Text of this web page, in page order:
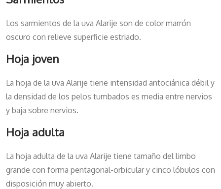
Los sarmientos de la uva Alarije son de color marrón
oscuro con relieve superficie estriado.
Hoja joven
La hoja de la uva Alarije tiene intensidad antociánica débil y
la densidad de los pelos tumbados es media entre nervios
y baja sobre nervios.
Hoja adulta
La hoja adulta de la uva Alarije tiene tamaño del limbo
grande con forma pentagonal-orbicular y cinco lóbulos con
disposición muy abierto.